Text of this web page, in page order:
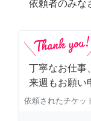
依頼者のみな
丁寧なお仕事
来週もお願い
依頼されたチケッ